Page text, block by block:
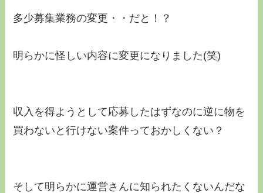
多少募集業務の変更・・だと！？
明らかに怪しい内容に変更になりました(笑)
収入を得ようとして応募したはずなのに逆に物を
買わないと行けない案件っておかしくない？
そして明らかに運営さんに知られたくないんだな